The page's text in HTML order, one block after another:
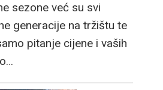
sezone već su svi
generacije na tržištu te
pitanje cijene i vaših